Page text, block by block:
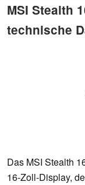
MSI Stealth
technische
Das MSI Stealth
16-Zoll-Display,